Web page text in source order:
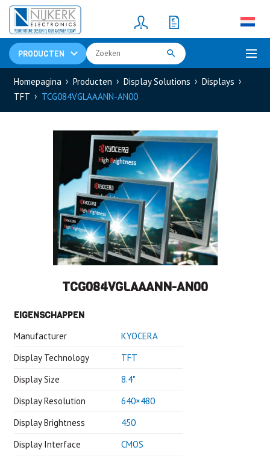
PRODUCTEN
Resistors(781)
Shunt Resistor
Homepagina Producten Display Solutions
Displays
TFT
TCG084VGLAAANN-AN00
TCG084VGLAAANN-AN00
EIGENSCHAPPEN
Manufacturer
KYOCERA
Display Technology
TFT
Display Size
8.4"
Display Resolution
640×480
Display Brightness
450
Display Interface
CMOS